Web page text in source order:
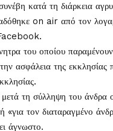
κατά τη διάρκεια
on air από τον
του οποίου
ασφάλεια της εκκλησίας
μετά τη σύλληψη του άνδρα
«για τον διαταραγμένο
άγνωστο.